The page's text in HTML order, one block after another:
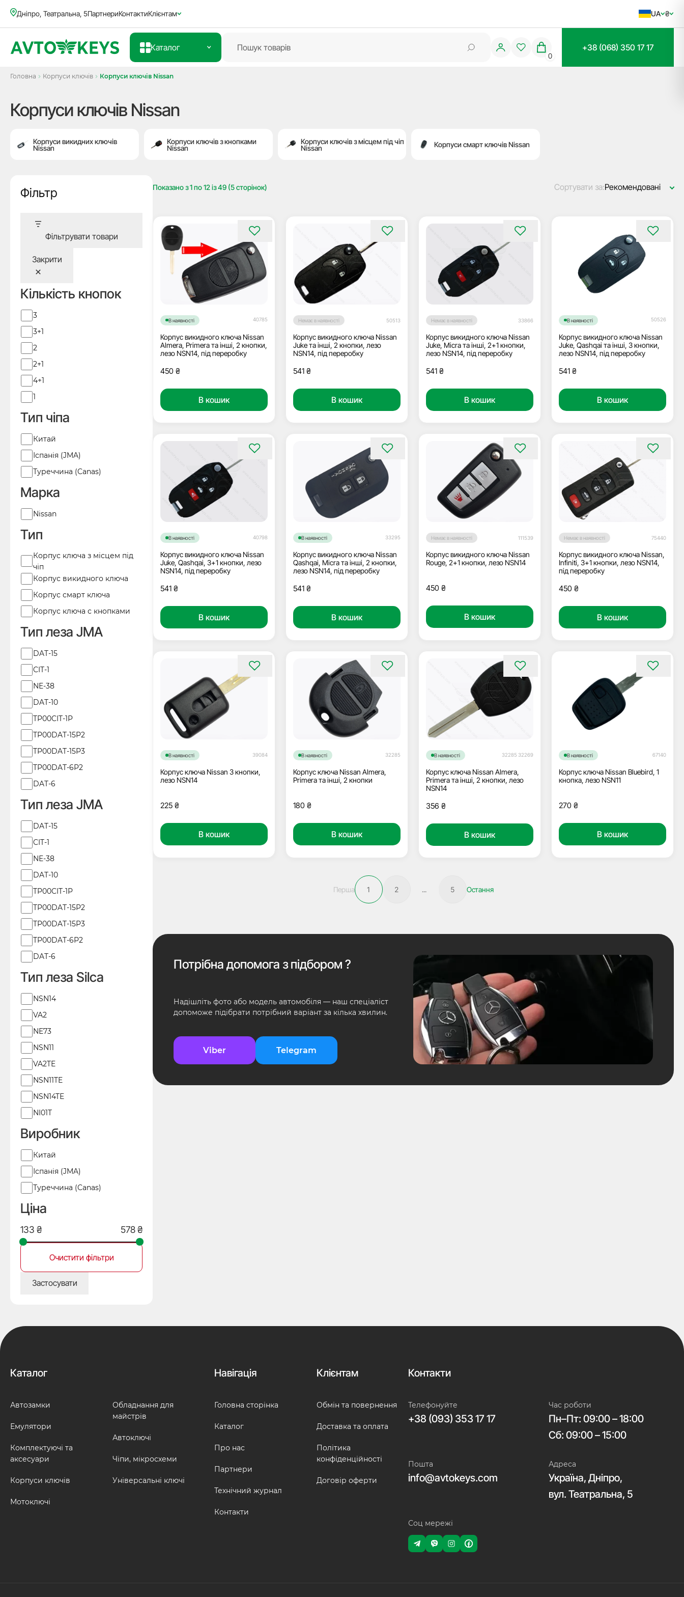
Дніпро, Театральна, 5ПартнериКонтактиКлієнтам UA ₴
Каталог
0
+38 (068) 350 17 17
Головна Корпуси ключів Корпуси ключів Nissan
Корпуси ключів Nissan
Корпуси викидних ключів
Nissan
Корпуси ключів з кнопками
Nissan
Корпуси ключів з місцем під чіп
Nissan Корпуси смарт ключів Nissan
Фільтр
Фільтрувати товари
Закрити
Кількість кнопок
Кількість
кнопок
3
3+1
2
2+1
4+1
1
Тип чіпа
Виробник
Китай
Іспанія (JMA)
Туреччина (Canas)
Марка
МаркаNissan
Тип
ТипКорпус ключа з місцем під
чіп
Корпус викидного ключа
Корпус смарт ключа
Корпус ключа с кнопками
Тип леза JMA
Тип
леза
JMA
DAT-15
CIT-1
NE-38
DAT-10
TP00CIT-1P
TP00DAT-15P2
TP00DAT-15P3
TP00DAT-6P2
DAT-6
Тип леза JMA
Тип
леза
JMA
DAT-15
CIT-1
NE-38
DAT-10
TP00CIT-1P
TP00DAT-15P2
TP00DAT-15P3
TP00DAT-6P2
DAT-6
Тип леза Silca
Тип
леза
Silca
NSN14
VA2
NE73
NSN11
VA2TE
NSN11TE
NSN14TE
NI01T
Виробник
Виробник
Китай
Іспанія (JMA)
Туреччина (Canas)
Ціна
Очистити фільтри
Застосувати
Показано з1по12із49 (5 сторінок) Сортувати за:Рекомендовані
В наявності 40785
Корпус викидного ключа Nissan
Almera, Primera та інші, 2 кнопки,
лезо NSN14, під переробку
450 ₴
В кошик
Немає в наявності 50513
Корпус викидного ключа Nissan
Juke та інші, 2 кнопки, лезо
NSN14, під переробку
541 ₴
В кошик
Немає в наявності 33866
Корпус викидного ключа Nissan
Juke, Micra та інші, 2+1 кнопки,
лезо NSN14, під переробку
541 ₴
В кошик
В наявності 50526
Корпус викидного ключа Nissan
Juke, Qashqai та інші, 3 кнопки,
лезо NSN14, під переробку
541 ₴
В кошик
В наявності 40798
Корпус викидного ключа Nissan
Juke, Qashqai, 3+1 кнопки, лезо
NSN14, під переробку
541 ₴
В кошик
В наявності 33295
Корпус викидного ключа Nissan
Qashqai, Micra та інші, 2 кнопки,
лезо NSN14, під переробку
541 ₴
В кошик
Немає в наявності 111539
Корпус викидного ключа Nissan
Rouge, 2+1 кнопки, лезо NSN14
450 ₴
В кошик
Немає в наявності 75440
Корпус викидного ключа Nissan,
Infiniti, 3+1 кнопки, лезо NSN14,
під переробку
450 ₴
В кошик
В наявності 39084
Корпус ключа Nissan 3 кнопки,
лезо NSN14
225 ₴
В кошик
В наявності 32285
Корпус ключа Nissan Almera,
Primera та інші, 2 кнопки
180 ₴
В кошик
В наявності 32285 32269
Корпус ключа Nissan Almera,
Primera та інші, 2 кнопки, лезо
NSN14
356 ₴
В кошик
В наявності 67140
Корпус ключа Nissan Bluebird, 1
кнопка, лезо NSN11
270 ₴
В кошик
Перша 1 2 ... 5 Остання
Потрібна допомога з підбором ?
Надішліть фото або модель автомобіля — наш спеціаліст
допоможе підібрати потрібний варіант за кілька хвилин.
Viber Telegram
Каталог
Автозамки
Емулятори
Комплектуючі та
аксесуари
Корпуси ключів
Мотоключі
Обладнання для
майстрів
Автоключі
Чіпи, мікросхеми
Універсальні ключі
Навігація
Головна сторінка
Каталог
Про нас
Партнери
Технічний журнал
Контакти
Клієнтам
Обмін та повернення
Доставка та оплата
Політика
конфіденційності
Договір оферти
Контакти
Телефонуйте
+38 (093) 353 17 17
Час роботи
Пн–Пт: 09:00 – 18:00
Сб: 09:00 – 15:00
Пошта
info@avtokeys.com
Адреса
Україна, Дніпро,
вул. Театральна, 5
Соц мережі